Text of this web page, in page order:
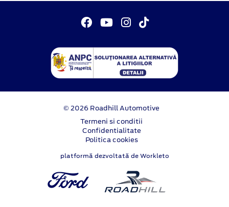
© 2026 Roadhill Automotive
Termeni si conditii
Confidentialitate
Politica cookies
platformă dezvoltată de Workleto